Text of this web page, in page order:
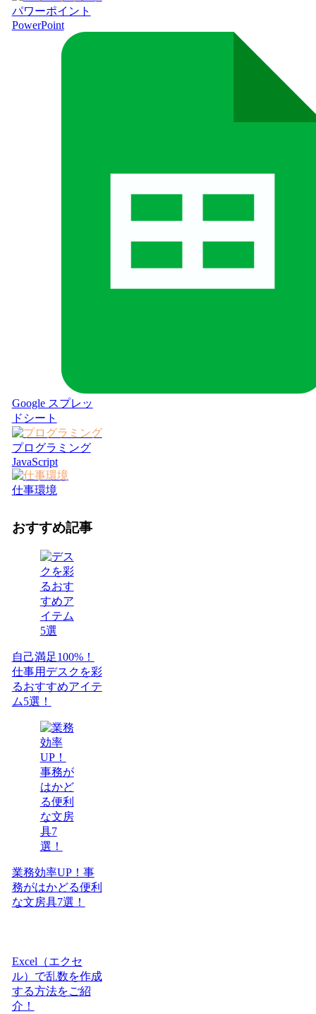
パワーポイント
PowerPoint
Google スプレッ
ドシート
プログラミング
JavaScript
仕事環境
おすすめ記事
自己満足100%！
仕事用デスクを彩
るおすすめアイテ
ム5選！
業務効率UP！事
務がはかどる便利
な文房具7選！
Excel（エクセ
ル）で乱数を作成
する方法をご紹
介！